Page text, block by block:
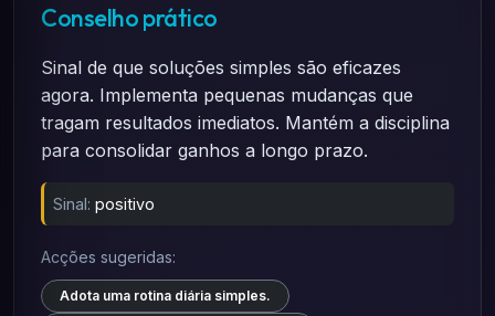
Conselho prático
Sinal de que soluções simples são eficazes
agora. Implementa pequenas mudanças que
tragam resultados imediatos. Mantém a disciplina
para consolidar ganhos a longo prazo.
Sinal: positivo
Acções sugeridas:
Adota uma rotina diária simples.